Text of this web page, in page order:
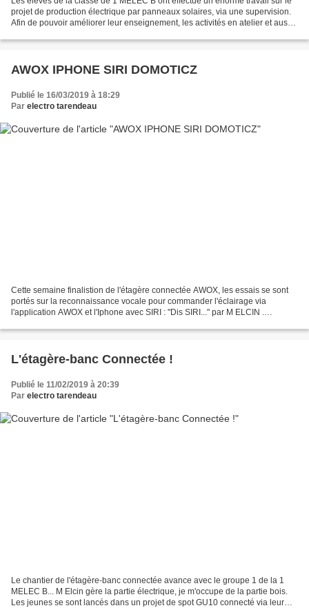
projet de production électrique par panneaux solaires, via une supervision.
Afin de pouvoir améliorer leur enseignement, les activités en atelier et aussi
AWOX IPHONE SIRI DOMOTICZ
Publié le 16/03/2019 à 18:29
Par electro tarendeau
Cette semaine finalistion de l'étagère connectée AWOX, les essais se sont
portés sur la reconnaissance vocale pour commander l'éclairage via
l'application AWOX et l'Iphone avec SIRI : "Dis SIRI..." par M ELCIN .
L'étagère-banc Connectée !
Publié le 11/02/2019 à 20:39
Par electro tarendeau
Le chantier de l'étagère-banc connectée avance avec le groupe 1 de la 1
MELEC B... M Elcin gère la partie électrique, je m'occupe de la partie bois.
Les jeunes se sont lancés dans un projet de spot GU10 connecté via leur